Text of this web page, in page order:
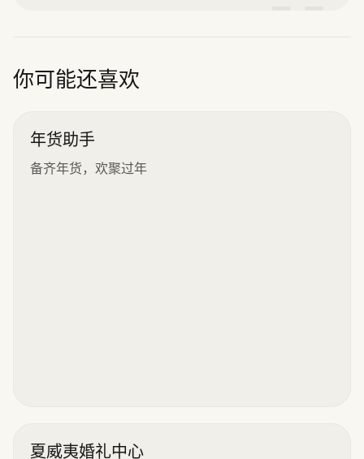
你可能还喜欢
年货助手
备齐年货，欢聚过年
夏威夷婚礼中心